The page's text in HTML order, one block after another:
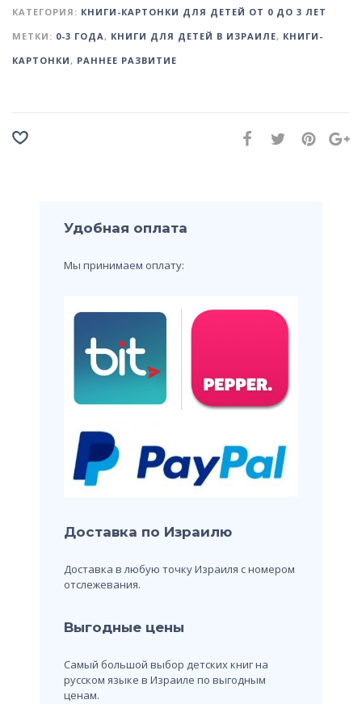
КАТЕГОРИЯ: КНИГИ-КАРТОНКИ ДЛЯ ДЕТЕЙ ОТ 0 ДО 3 ЛЕТ
МЕТКИ: 0-3 ГОДА , КНИГИ ДЛЯ ДЕТЕЙ В ИЗРАИЛЕ, КНИГИ-
КАРТОНКИ , РАННЕЕ РАЗВИТИЕ
Удобная оплата
Мы принимаем оплату:
Доставка по Израилю
Доставка в любую точку Израиля с номером
отслежевания.
Выгодные цены
Самый большой выбор детских книг на
русском языке в Израиле по выгодным
ценам.